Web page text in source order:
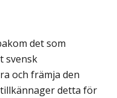
det som
svensk
och främja den
detta för